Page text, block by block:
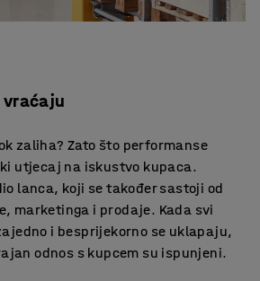
vraćaju
zaliha? Zato što performanse
utjecaj na iskustvo kupaca.
lanca, koji se također sastoji od
marketinga i prodaje. Kada svi
i besprijekorno se uklapaju,
odnos s kupcem su ispunjeni.